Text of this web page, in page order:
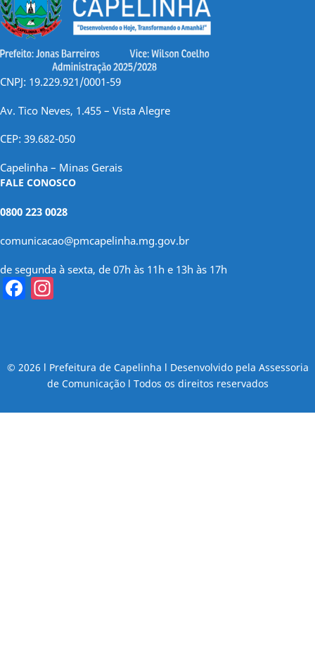
CNPJ: 19.229.921/0001-59
Av. Tico Neves, 1.455 – Vista Alegre
CEP: 39.682-050
Capelinha – Minas Gerais
FALE CONOSCO
0800 223 0028
comunicacao@pmcapelinha.mg.gov.br
de segunda à sexta, de 07h às 11h e 13h às 17h
Facebook
© 2026 l Prefeitura de Capelinha l Desenvolvido pela Assessoria
de Comunicação l Todos os direitos reservados